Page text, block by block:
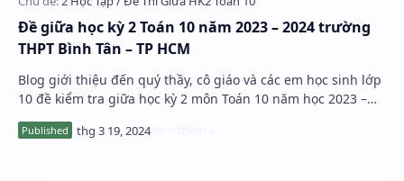
Đề giữa học kỳ 2 Toán 10 năm 2023 – 2024 trường
THPT Bình Tân – TP HCM
Blog giới thiệu đến quý thầy, cô giáo và các em học sinh lớp
10 đề kiểm tra giữa học kỳ 2 môn Toán 10 năm học 2023 –
2024 trường THPT Bình Tân, thành…